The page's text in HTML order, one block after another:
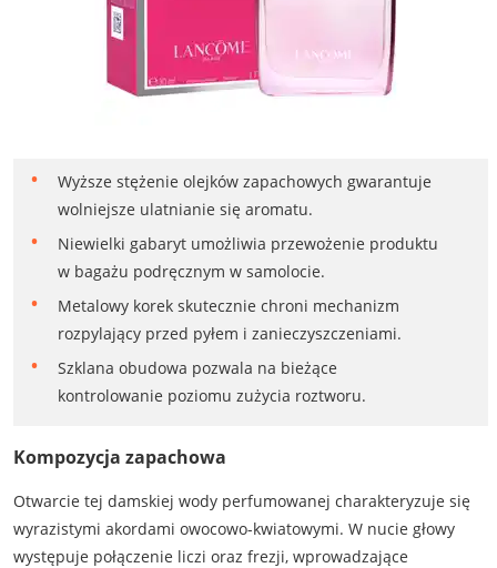
Wyższe stężenie olejków zapachowych gwarantuje
wolniejsze ulatnianie się aromatu.
Niewielki gabaryt umożliwia przewożenie produktu
w bagażu podręcznym w samolocie.
Metalowy korek skutecznie chroni mechanizm
rozpylający przed pyłem i zanieczyszczeniami.
Szklana obudowa pozwala na bieżące
kontrolowanie poziomu zużycia roztworu.
Kompozycja zapachowa
Otwarcie tej damskiej wody perfumowanej charakteryzuje się
wyrazistymi akordami owocowo-kwiatowymi. W nucie głowy
występuje połączenie liczi oraz frezji, wprowadzające